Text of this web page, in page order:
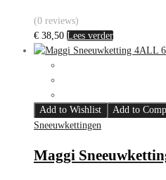
(0 reviews)
€ 38,50 Lees verder
Add to Wishlist
Add to
Sneeuwkettingen
Maggi